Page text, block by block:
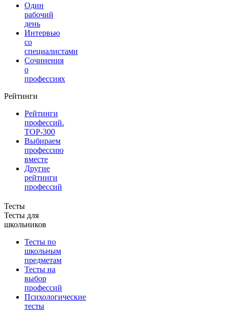
Один
рабочий
день
Интервью
со
специалистами
Сочинения
о
профессиях
Рейтинги
Рейтинги
профессий.
TOP-300
Выбираем
профессию
вместе
Другие
рейтинги
профессий
Тесты
Тесты для
школьников
Тесты по
школьным
предметам
Тесты на
выбор
профессий
Психологические
тесты